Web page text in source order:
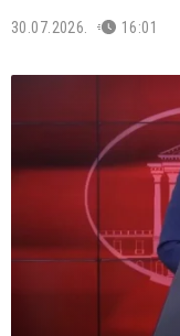
30.07.2026. 16:01